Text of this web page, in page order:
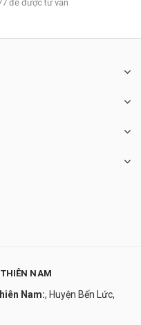
để được tư vấn
NAM
Nam:, Huyện Bến Lức,